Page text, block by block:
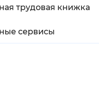
трудовая книжка
сервисы